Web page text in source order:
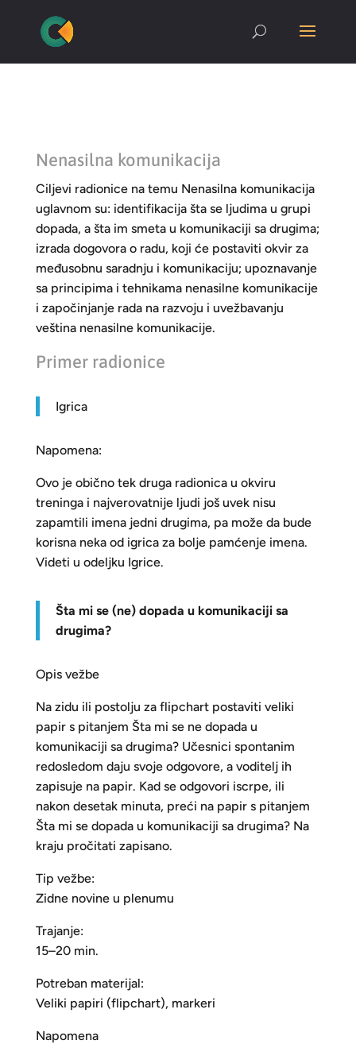
Nenasilna komunikacija
Ciljevi radionice na temu Nenasilna komunikacija
uglavnom su: identifikacija šta se ljudima u grupi
dopada, a šta im smeta u komunikaciji sa drugima;
izrada dogovora o radu, koji će postaviti okvir za
međusobnu saradnju i komunikaciju; upoznavanje
sa principima i tehnikama nenasilne komunikacije
i započinjanje rada na razvoju i uvežbavanju
veština nenasilne komunikacije.
Primer radionice
Igrica
Napomena:
Ovo je obično tek druga radionica u okviru
treninga i najverovatnije ljudi još uvek nisu
zapamtili imena jedni drugima, pa može da bude
korisna neka od igrica za bolje pamćenje imena.
Videti u odeljku Igrice.
Šta mi se (ne) dopada u komunikaciji sa
drugima?
Opis vežbe
Na zidu ili postolju za flipchart postaviti veliki
papir s pitanjem Šta mi se ne dopada u
komunikaciji sa drugima? Učesnici spontanim
redosledom daju svoje odgovore, a voditelj ih
zapisuje na papir. Kad se odgovori iscrpe, ili
nakon desetak minuta, preći na papir s pitanjem
Šta mi se dopada u komunikaciji sa drugima? Na
kraju pročitati zapisano.
Tip vežbe:
Zidne novine u plenumu
Trajanje:
15–20 min.
Potreban materijal:
Veliki papiri (flipchart), markeri
Napomena